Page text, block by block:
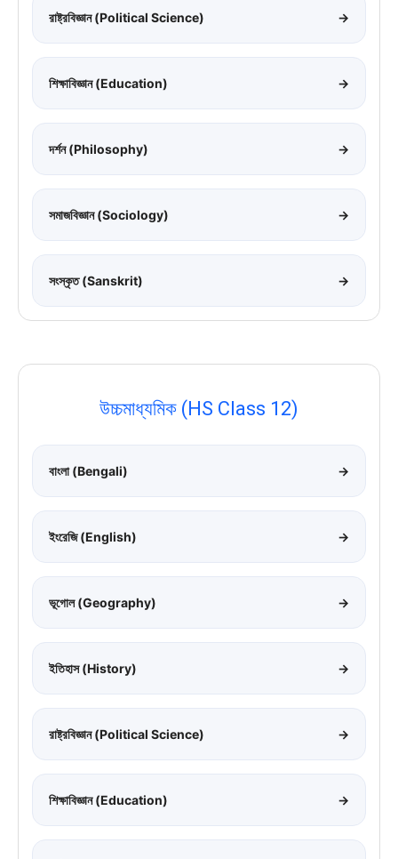
রাষ্ট্রবিজ্ঞান (Political Science) →
শিক্ষাবিজ্ঞান (Education) →
দর্শন (Philosophy) →
সমাজবিজ্ঞান (Sociology) →
সংস্কৃত (Sanskrit) →
উচ্চমাধ্যমিক (HS Class 12)
বাংলা (Bengali) →
ইংরেজি (English) →
ভূগোল (Geography) →
ইতিহাস (History) →
রাষ্ট্রবিজ্ঞান (Political Science) →
শিক্ষাবিজ্ঞান (Education) →